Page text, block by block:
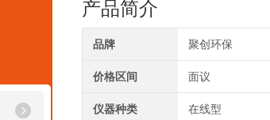
产品简介
品牌 聚创环保
价格区间 面议
仪器种类 在线型